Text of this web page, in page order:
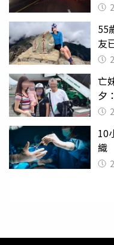
55
友
沒
亡
夕
10
織